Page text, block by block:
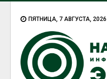
ПЯТНИЦА, 7 АВГУСТА, 2026